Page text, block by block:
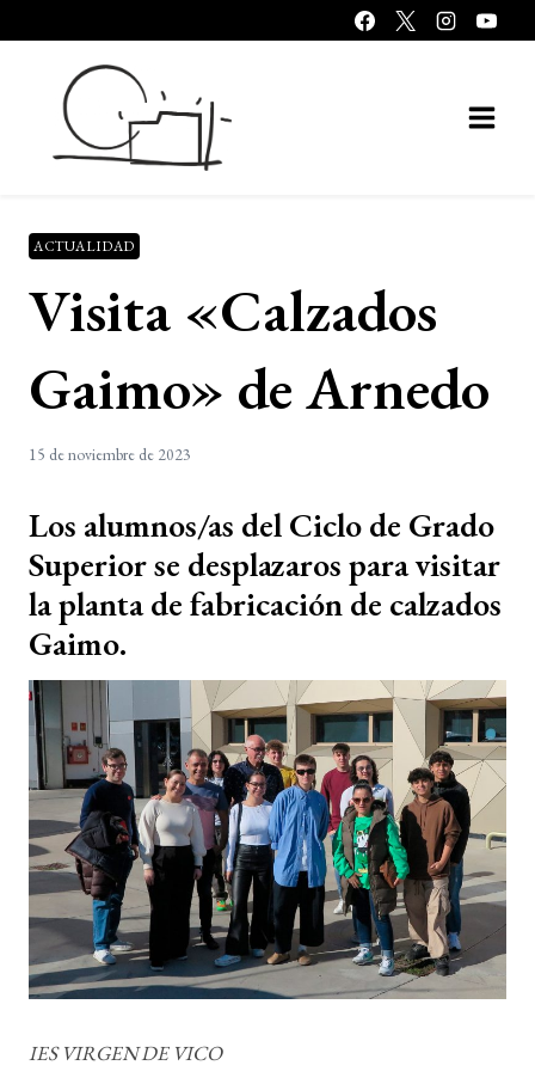
al
contenido
ACTUALIDAD
Visita «Calzados
Gaimo» de Arnedo
15 de noviembre de 2023
Los alumnos/as del Ciclo de Grado
Superior se desplazaros para visitar
la planta de fabricación de calzados
Gaimo.
IES VIRGEN DE VICO